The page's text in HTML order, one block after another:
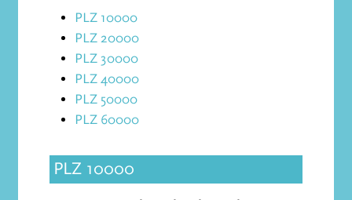
PLZ 10000
PLZ 20000
PLZ 30000
PLZ 40000
PLZ 50000
PLZ 60000
PLZ 10000